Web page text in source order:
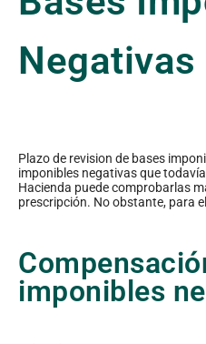
Negativas
Plazo de revision de bases
imponibles negativas que
Hacienda puede comprobarlas
prescripción. No obstante, para
imponibles